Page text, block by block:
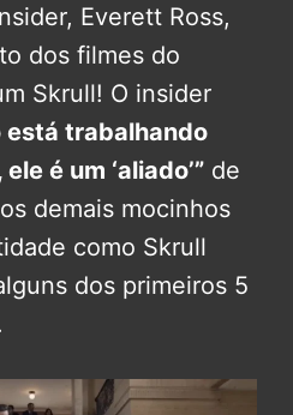
Everett Ross,
dos filmes do
Skrull! O insider
está trabalhando
é um ‘aliado’” de
demais mocinhos
como Skrull
dos primeiros 5